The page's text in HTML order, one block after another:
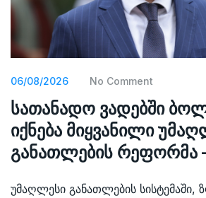
06/08/2026 No Comment
სათანადო ვადებში
იქნება მიყვანილი
განათლების რეფორმა
უმაღლესი განათლების სისტემაში,